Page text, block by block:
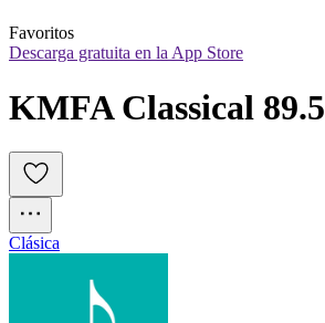
Favoritos
Descarga gratuita en la App Store
KMFA Classical 89.5
Clásica